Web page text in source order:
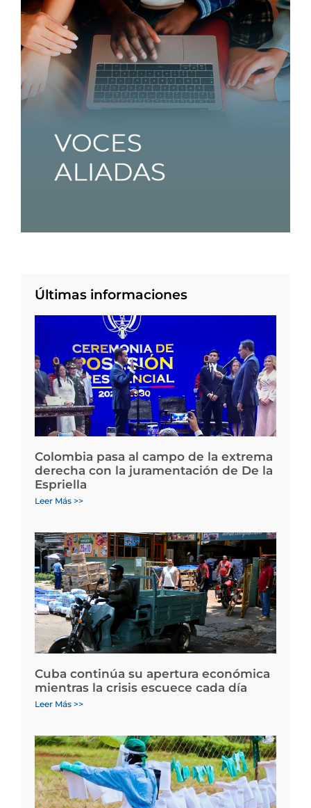
Últimas informaciones
Colombia pasa al campo de la extrema
derecha con la juramentación de De la
Espriella
Leer Más >>
Cuba continúa su apertura económica
mientras la crisis escuece cada día
Leer Más >>